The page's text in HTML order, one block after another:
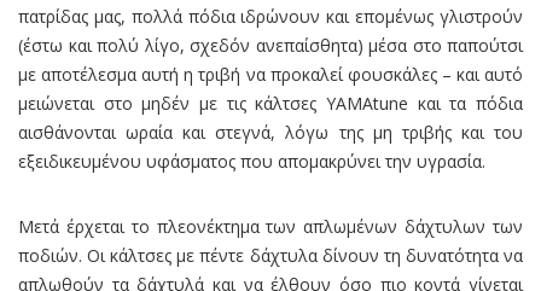
πατρίδας μας, πολλά πόδια ιδρώνουν και επομένως γλιστρούν
(έστω και πολύ λίγο, σχεδόν ανεπαίσθητα) μέσα στο παπούτσι
με αποτέλεσμα αυτή η τριβή να προκαλεί φουσκάλες – και αυτό
μειώνεται στο μηδέν με τις κάλτσες YAMAtune και τα πόδια
αισθάνονται ωραία και στεγνά, λόγω της μη τριβής και του
εξειδικευμένου υφάσματος που απομακρύνει την υγρασία.
Μετά έρχεται το πλεονέκτημα των απλωμένων δάχτυλων των
ποδιών. Οι κάλτσες με πέντε δάχτυλα δίνουν τη δυνατότητα να
απλωθούν τα δάχτυλά και να έλθουν όσο πιο κοντά γίνεται